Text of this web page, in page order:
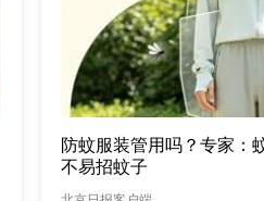
防蚊服装管用吗？专家：
不易招蚊子